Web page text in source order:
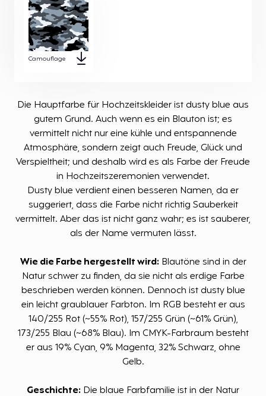
Die Hauptfarbe für Hochzeitskleider ist dusty blue aus
gutem Grund. Auch wenn es ein Blauton ist; es
vermittelt nicht nur eine kühle und entspannende
Atmosphäre, sondern zeigt auch Freude, Glück und
Verspieltheit; und deshalb wird es als Farbe der Freude
in Hochzeitszeremonien verwendet.
Dusty blue verdient einen besseren Namen, da er
suggeriert, dass die Farbe nicht richtig Sauberkeit
vermittelt. Aber das ist nicht ganz wahr; es ist sauberer,
als der Name vermuten lässt.
Wie die Farbe hergestellt wird:Blautöne sind in der
Natur schwer zu finden, da sie nicht als erdige Farbe
beschrieben werden können. Dennoch ist dusty blue
ein leicht graublauer Farbton. Im RGB besteht er aus
140/255 Rot (~55% Rot), 157/255 Grün (~61% Grün),
173/255 Blau (~68% Blau). Im CMYK-Farbraum besteht
er aus 19% Cyan, 9% Magenta, 32% Schwarz, ohne
Gelb.
Geschichte: Die blaue Farbfamilie ist in der Natur
Camouflage